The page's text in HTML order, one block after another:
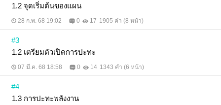
1.2 จุดเริ่มต้นของแผน
28 ก.พ. 68 19:02 0 17 1905 คำ (8 หน้า)
#3
1.2 เตรียมตัวเปิดการปะทะ
07 มี.ค. 68 18:58 0 14 1343 คำ (6 หน้า)
#4
1.3 การปะทะพลังงาน